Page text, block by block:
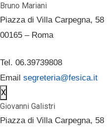
Bruno Mariani
Piazza di Villa Carpegna, 58
00165 – Roma
Tel. 06.39739808
Email segreteria@fesica.it
X
Giovanni Galistri
Piazza di Villa Carpegna, 58